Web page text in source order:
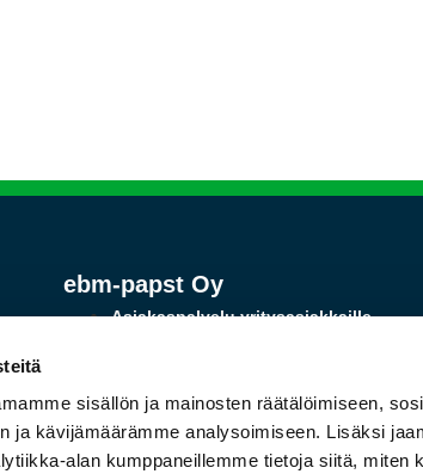
sisällön ja mainosten räätälöimiseen,
ja kävijämäärämme analysoimiseen. Lisäksi
alan kumppaneillemme tietoja siitä, miten
ebm-papst Oy
Asiakaspalvelu yritysasiakkaille
mailbox@ebmpapst.fi
Varasto ebm-papst Oy